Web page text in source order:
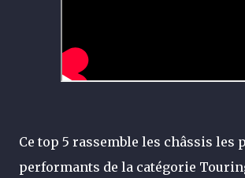
Ce top 5 rassemble les châssis les
performants de la catégorie